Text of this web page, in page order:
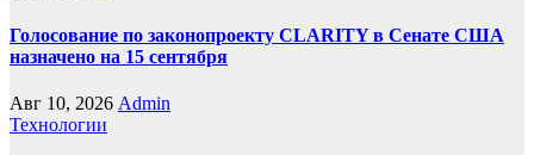
Голосование по законопроекту CLARITY в Сенате США
назначено на 15 сентября
Авг 10, 2026 Admin
Технологии